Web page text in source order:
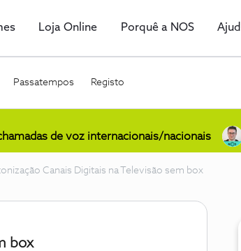
Loja Online Porquê a NOS
Passatempos Registo
de voz internacionais/nacionais
Canais Digitais na Televisão sem box
box